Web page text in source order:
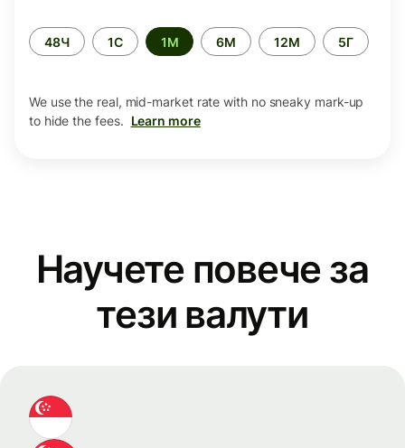
Time
period
48Ч 1С 1М 6М 12М 5Г
We use the real, mid-market rate with no sneaky mark-up
to hide the fees. Learn more
Научете повече за
тези валути